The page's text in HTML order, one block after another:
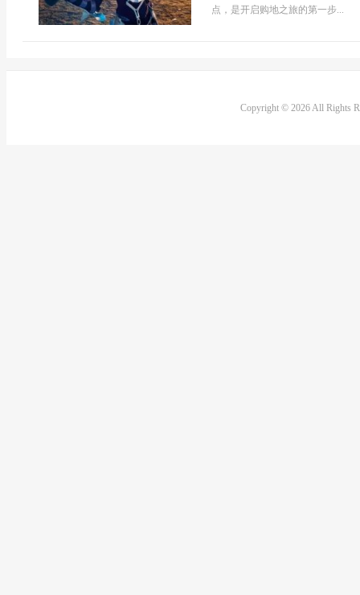
点，是开启购地之旅的第一步...
Copyright © 2026 All Rights